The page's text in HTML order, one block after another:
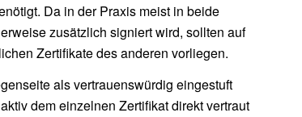
Da in der Praxis meist in beide
zusätzlich signiert wird, sollten auf
Zertifikate des anderen vorliegen.
als vertrauenswürdig eingestuft
dem einzelnen Zertifikat direkt vertraut